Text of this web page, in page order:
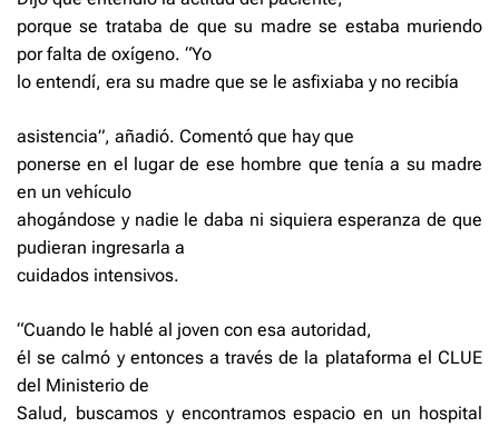
porque se trataba de que su madre se estaba muriendo
por falta de oxígeno. “Yo
lo entendí, era su madre que se le asfixiaba y no recibía
asistencia”, añadió. Comentó que hay que
ponerse en el lugar de ese hombre que tenía a su madre
en un vehículo
ahogándose y nadie le daba ni siquiera esperanza de que
pudieran ingresarla a
cuidados intensivos.
“Cuando le hablé al joven con esa autoridad,
él se calmó y entonces a través de la plataforma el CLUE
del Ministerio de
Salud, buscamos y encontramos espacio en un hospital